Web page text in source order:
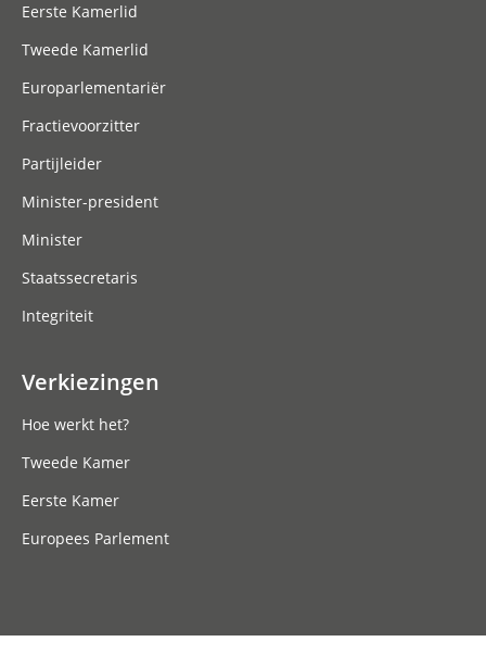
Eerste Kamerlid
Tweede Kamerlid
Europarlementariër
Fractievoorzitter
Partijleider
Minister-president
Minister
Staatssecretaris
Integriteit
Verkiezingen
Hoe werkt het?
Tweede Kamer
Eerste Kamer
Europees Parlement